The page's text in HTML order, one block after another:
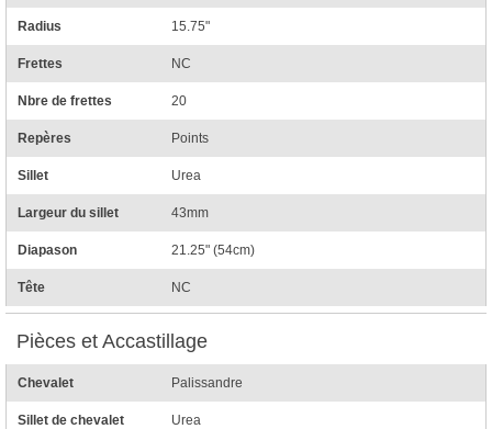
Radius 15.75"
Frettes NC
Nbre de frettes 20
Repères Points
Sillet Urea
Largeur du sillet 43mm
Diapason 21.25" (54cm)
Tête NC
Pièces et Accastillage
Chevalet Palissandre
Sillet de chevalet Urea